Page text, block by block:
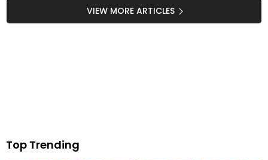
معلومات
خواب کیوں بن گیا؟ VIEW MORE ARTICLES
Top Trending